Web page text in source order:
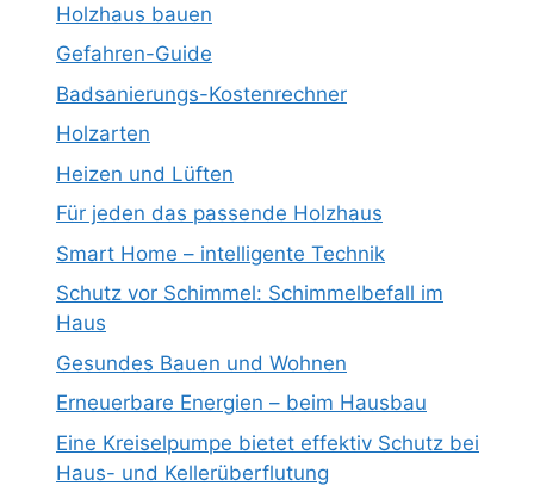
Holzhaus bauen
Gefahren-Guide
Badsanierungs-Kostenrechner
Holzarten
Heizen und Lüften
Für jeden das passende Holzhaus
Smart Home – intelligente Technik
Schutz vor Schimmel: Schimmelbefall im
Haus
Gesundes Bauen und Wohnen
Erneuerbare Energien – beim Hausbau
Eine Kreiselpumpe bietet effektiv Schutz bei
Haus- und Kellerüberflutung